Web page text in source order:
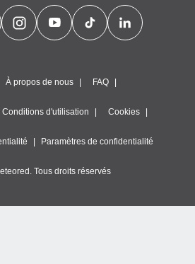
À propos de nous FAQ
d'utilisation Cookies
Paramètres de confidentialité
Tous droits réservés